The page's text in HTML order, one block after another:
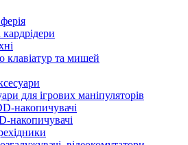
клавіатур та мишей
для ігрових маніпуляторів
накопичувачі
накопичувачі